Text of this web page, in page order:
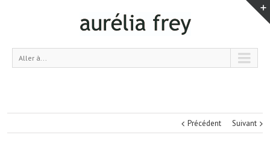
Aller à...
Précédent Suivant